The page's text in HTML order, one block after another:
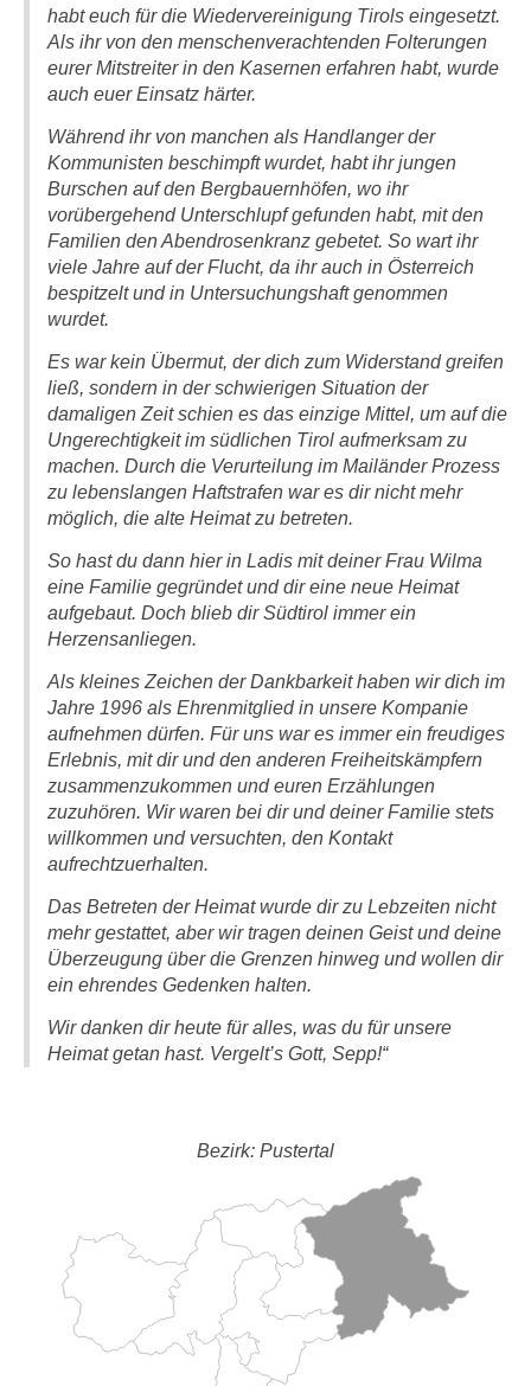
habt euch für die Wiedervereinigung Tirols eingesetzt.
Als ihr von den menschenverachtenden Folterungen
eurer Mitstreiter in den Kasernen erfahren habt, wurde
auch euer Einsatz härter.
Während ihr von manchen als Handlanger der
Kommunisten beschimpft wurdet, habt ihr jungen
Burschen auf den Bergbauernhöfen, wo ihr
vorübergehend Unterschlupf gefunden habt, mit den
Familien den Abendrosenkranz gebetet. So wart ihr
viele Jahre auf der Flucht, da ihr auch in Österreich
bespitzelt und in Untersuchungshaft genommen
wurdet.
Es war kein Übermut, der dich zum Widerstand greifen
ließ, sondern in der schwierigen Situation der
damaligen Zeit schien es das einzige Mittel, um auf die
Ungerechtigkeit im südlichen Tirol aufmerksam zu
machen. Durch die Verurteilung im Mailänder Prozess
zu lebenslangen Haftstrafen war es dir nicht mehr
möglich, die alte Heimat zu betreten.
So hast du dann hier in Ladis mit deiner Frau Wilma
eine Familie gegründet und dir eine neue Heimat
aufgebaut. Doch blieb dir Südtirol immer ein
Herzensanliegen.
Als kleines Zeichen der Dankbarkeit haben wir dich im
Jahre 1996 als Ehrenmitglied in unsere Kompanie
aufnehmen dürfen. Für uns war es immer ein freudiges
Erlebnis, mit dir und den anderen Freiheitskämpfern
zusammenzukommen und euren Erzählungen
zuzuhören. Wir waren bei dir und deiner Familie stets
willkommen und versuchten, den Kontakt
aufrechtzuerhalten.
Das Betreten der Heimat wurde dir zu Lebzeiten nicht
mehr gestattet, aber wir tragen deinen Geist und deine
Überzeugung über die Grenzen hinweg und wollen dir
ein ehrendes Gedenken halten.
Wir danken dir heute für alles, was du für unsere
Heimat getan hast. Vergelt’s Gott, Sepp!“
Bezirk: Pustertal